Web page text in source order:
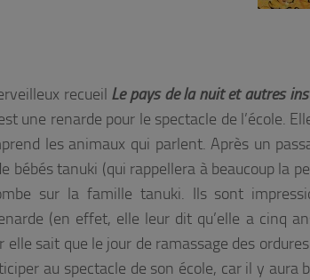
recueil Le pays de la nuit et autres
une renarde pour le spectacle de l’école.
les animaux qui parlent. Après un
bébés tanuki (qui rappellera à beaucoup la
sur la famille tanuki. Ils sont
(en effet, elle leur dit qu’elle a cinq
elle sait que le jour de ramassage des
au spectacle de son école, car il y aura